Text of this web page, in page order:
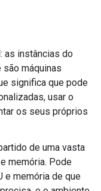
: as instâncias do
máquinas
significa que pode
usar o
os seus próprios
de uma vasta
memória. Pode
e memória de que